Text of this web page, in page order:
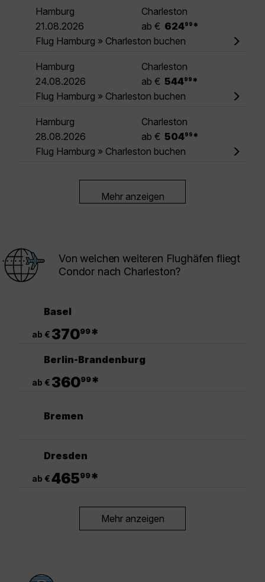
Hamburg
Charleston
21.08.2026
ab € 62499 *
Flug Hamburg » Charleston buchen
Hamburg
Charleston
24.08.2026
ab € 54499 *
Flug Hamburg » Charleston buchen
Hamburg
Charleston
28.08.2026
ab € 50499 *
Flug Hamburg » Charleston buchen
Mehr anzeigen
Von welchen weiteren Flughäfen fliegt
Condor nach Charleston?
Basel
ab € 37099*
Berlin-Brandenburg
ab € 36099*
Bremen
Dresden
ab €46599*
Mehr anzeigen